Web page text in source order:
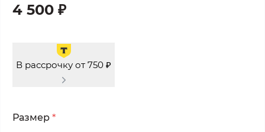
4 500 ₽
В рассрочку от 750 ₽
Размер *